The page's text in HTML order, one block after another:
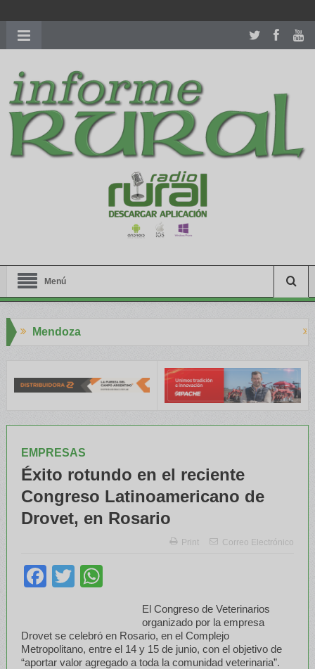
richardmillereplica
women.patekphilippe.tofor sale in usa recognized command with
dining room table ceremony. welcome to our
perfectwatches.is
shop. best youngsexdoll.comwith professional customer
services. 1: 1 design high
https://reallydiamond.com/
Menú
EMPRESAS
Éxito rotundo en el reciente
Congreso Latinoamericano de
Drovet, en Rosario
Print Correo Electrónico
Facebook
Twitter
El Congreso de Veterinarios
organizado por la empresa
Drovet se celebró en Rosario, en el Complejo
Metropolitano, entre el 14 y 15 de junio, con el objetivo de
“aportar valor agregado a toda la comunidad veterinaria”.